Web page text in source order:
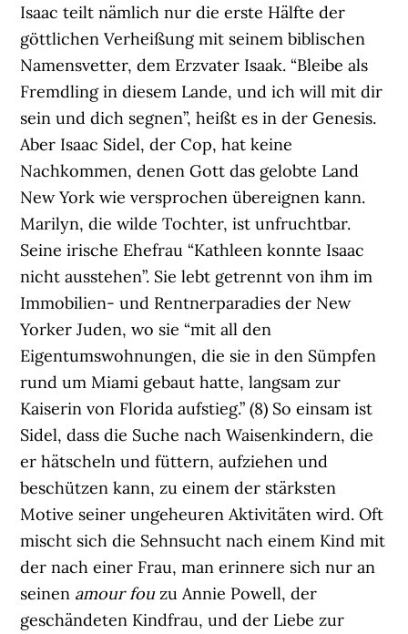
Isaac teilt nämlich nur die erste Hälfte der
göttlichen Verheißung mit seinem biblischen
Namensvetter, dem Erzvater Isaak. “Bleibe als
Fremdling in diesem Lande, und ich will mit dir
sein und dich segnen”, heißt es in der Genesis.
Aber Isaac Sidel, der Cop, hat keine
Nachkommen, denen Gott das gelobte Land
New York wie versprochen übereignen kann.
Marilyn, die wilde Tochter, ist unfruchtbar.
Seine irische Ehefrau “Kathleen konnte Isaac
nicht ausstehen”. Sie lebt getrennt von ihm im
Immobilien- und Rentnerparadies der New
Yorker Juden, wo sie “mit all den
Eigentumswohnungen, die sie in den Sümpfen
rund um Miami gebaut hatte, langsam zur
Kaiserin von Florida aufstieg.” (8) So einsam ist
Sidel, dass die Suche nach Waisenkindern, die
er hätscheln und füttern, aufziehen und
beschützen kann, zu einem der stärksten
Motive seiner ungeheuren Aktivitäten wird. Oft
mischt sich die Sehnsucht nach einem Kind mit
der nach einer Frau, man erinnere sich nur an
seinen amour fouzu Annie Powell, der
geschändeten Kindfrau, und der Liebe zur